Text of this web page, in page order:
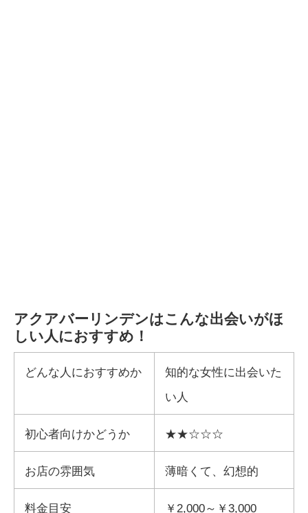
アクアバーリンデンはこんな出会いがほ
しい人におすすめ！
どんな人におすすめか
知的な女性に出会いた
い人
初心者向けかどうか ★★☆☆☆
お店の雰囲気 薄暗くて、幻想的
料金目安 ￥2,000～￥3,000